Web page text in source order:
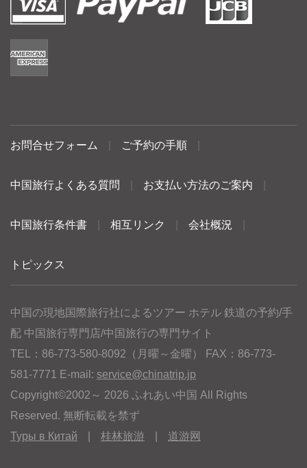
お問合せフォーム ご予約の手順
中国旅行よくある質問 お支払い方法のご案内
中国旅行条件書 相互リンク 会社概況
トピックス
中国の現地国際旅行社によるツアー ホテル 鉄道の予約/手
配 中国旅行専門店/中国旅行の専門サイト
TEL：86-773-580-8092（月曜～金曜） FAX：86-773-
581-7771 E-mail: service@chinatrip.jp
Copyright©2002～ 2026 ふれあい中国 All Rights
Reserved. 無断転載を禁ず
Туры в Китай
桂林旅游 道游网